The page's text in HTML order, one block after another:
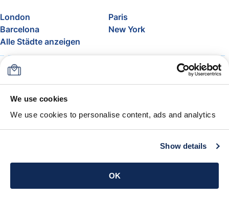
We use cookies
We use cookies to personalise content, ads and analytics
Show details
OK
London
Paris
Barcelona
New York
Alle Städte anzeigen
Über uns
FAQ
Support
Blog
Freigepäck bei Airlines
Die Stasher-Garantie
AGB
App holen